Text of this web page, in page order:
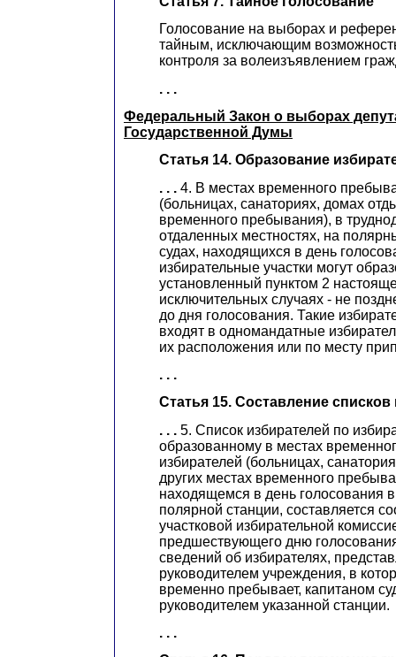
Голосование на выборах и
тайным, исключающим
контроля за волеизъявлением
. . .
Федеральный Закон о выборах
Государственной Думы
Статья 14. Образование
. . . 4. В местах временного
(больницах, санаториях, домах
временного пребывания), в
отдаленных местностях, на
судах, находящихся в день
избирательные участки могут
установленный пунктом 2
исключительных случаях - не
до дня голосования. Такие
входят в одномандатные
их расположения или по месту
. . .
Статья 15. Составление списков
. . . 5. Список избирателей по
образованному в местах
избирателей (больницах,
других местах временного
находящемся в день голосования
полярной станции, составляется
участковой избирательной
предшествующего дню
сведений об избирателях,
руководителем учреждения, в
временно пребывает, капитаном
руководителем указанной станции.
. . .